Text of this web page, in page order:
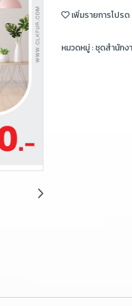
เพิ่มรายการโปรด
หมวดหมู่ :ชุดสำนักง